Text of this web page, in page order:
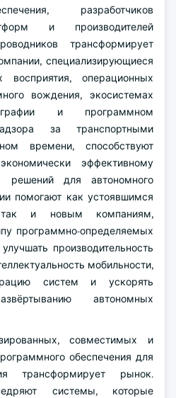
разработчиков
и производителей
трансформирует
специализирующиеся
операционных
вождения, экосистемах
и программном
за транспортными
времени, способствуют
эффективному
решений для автономного
помогают как устоявшимся
так и новым компаниям,
программно-определяемых
производительность
мобильности,
систем и ускорять
автономных
совместимых и
обеспечения для
трансформирует рынок.
системы, которые